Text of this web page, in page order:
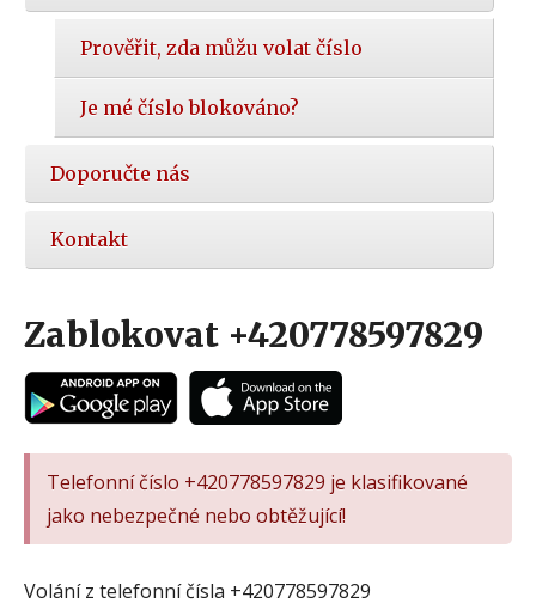
Prověřit, zda můžu volat číslo
Je mé číslo blokováno?
Doporučte nás
Kontakt
Zablokovat +420778597829
Telefonní číslo +420778597829 je klasifikované
jako nebezpečné nebo obtěžující!
Volání z telefonní čísla +420778597829